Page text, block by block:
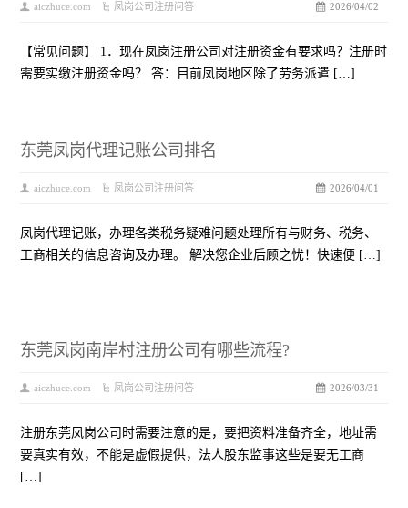
2026/04/02
aiczhuce.com 凤岗公司注册问答
【常见问题】 1．现在凤岗注册公司对注册资金有要求吗？注册时
需要实缴注册资金吗？ 答：目前凤岗地区除了劳务派遣 […]
东莞凤岗代理记账公司排名
2026/04/01
aiczhuce.com 凤岗公司注册问答
凤岗代理记账，办理各类税务疑难问题处理所有与财务、税务、
工商相关的信息咨询及办理。 解决您企业后顾之忧！快速便 […]
东莞凤岗南岸村注册公司有哪些流程?
2026/03/31
aiczhuce.com 凤岗公司注册问答
注册东莞凤岗公司时需要注意的是，要把资料准备齐全，地址需
要真实有效，不能是虚假提供，法人股东监事这些是要无工商
[…]